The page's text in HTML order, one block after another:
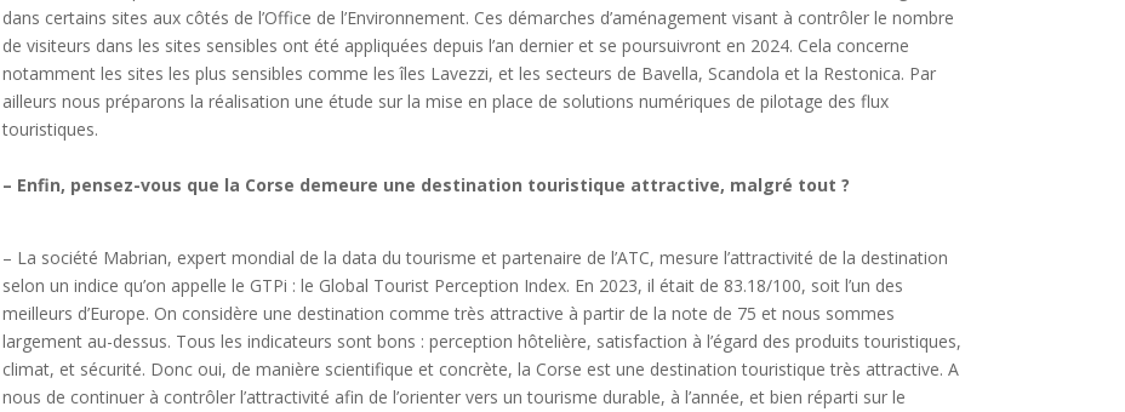
dans certains sites aux côtés de l’Office de l’Environnement. Ces démarches d’aménagement visant à contrôler le nombre
de visiteurs dans les sites sensibles ont été appliquées depuis l’an dernier et se poursuivront en 2024. Cela concerne
notamment les sites les plus sensibles comme les îles Lavezzi, et les secteurs de Bavella, Scandola et la Restonica. Par
ailleurs nous préparons la réalisation une étude sur la mise en place de solutions numériques de pilotage des flux
touristiques.
– Enfin, pensez-vous que la Corse demeure une destination touristique attractive, malgré tout ?
– La société Mabrian, expert mondial de la data du tourisme et partenaire de l’ATC, mesure l’attractivité de la destination
selon un indice qu’on appelle le GTPi : le Global Tourist Perception Index. En 2023, il était de 83.18/100, soit l’un des
meilleurs d’Europe. On considère une destination comme très attractive à partir de la note de 75 et nous sommes
largement au-dessus. Tous les indicateurs sont bons : perception hôtelière, satisfaction à l’égard des produits touristiques,
climat, et sécurité. Donc oui, de manière scientifique et concrète, la Corse est une destination touristique très attractive. A
nous de continuer à contrôler l’attractivité afin de l’orienter vers un tourisme durable, à l’année, et bien réparti sur le